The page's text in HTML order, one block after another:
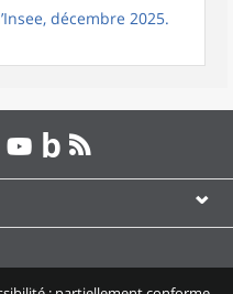
décembre 2025.